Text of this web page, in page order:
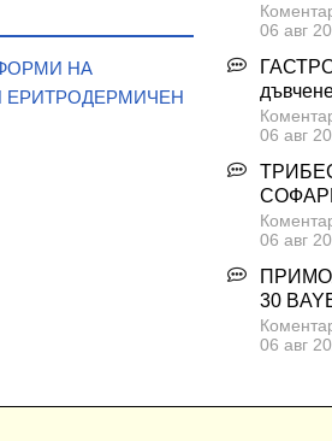
НА
ЕРИТРОДЕРМИЧЕН
06 авг
06 авг
06 авг
30
06 авг